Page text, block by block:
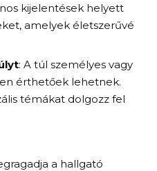
kijelentések helyett
amelyek életszerűvé
: A túl személyes vagy
érthetőek lehetnek.
témákat dolgozz fel
a hallgató